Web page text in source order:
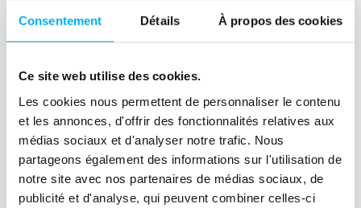
Consentement Détails À propos des cookies
Ce site web utilise des cookies.
Les cookies nous permettent de personnaliser le contenu
et les annonces, d'offrir des fonctionnalités relatives aux
médias sociaux et d'analyser notre trafic. Nous
partageons également des informations sur l'utilisation de
notre site avec nos partenaires de médias sociaux, de
publicité et d'analyse, qui peuvent combiner celles-ci
Les lignes directrices de la
CNIL 2/2 : les autres points
Quelles exceptions au recueil de
consentement ? Découvrez la deuxième
partie de notre article sur la CNIL.